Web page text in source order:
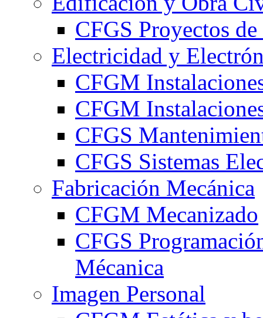
CFGS Proyectos
Electricidad y
CFGM
CFGM
CFGS
CFGS Sistemas
Fabricación Mecánica
CFGM Mecanizado
CFGS
Mécanica
Imagen Personal